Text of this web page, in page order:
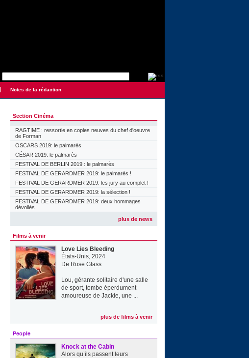
Notes de la rédaction
Section Cinéma
RAGTIME : ressortie en copies neuves du chef d'oeuvre
de Forman
OSCARS 2019: le palmarès
CÉSAR 2019: le palmarès
FESTIVAL DE BERLIN 2019 : le palmarès
FESTIVAL DE GERARDMER 2019: le palmarès !
FESTIVAL DE GERARDMER 2019: les jury au complet !
FESTIVAL DE GERARDMER 2019: la sélection !
FESTIVAL DE GERARDMER 2019: deux hommages
dévoilés
plus de news
Films à venir
Love Lies Bleeding
États-Unis, 2024
De Rose Glass
Lou, gérante solitaire d'une salle
de sport, tombe éperdument
amoureuse de Jackie, une ...
plus de films à venir
People
Knock at the Cabin
Alors qu’ils passent leurs